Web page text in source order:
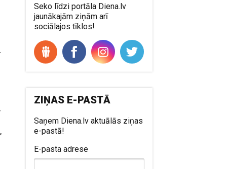
Seko līdzi portāla Diena.lv
jaunākajām ziņām arī
sociālajos tīklos!
ZIŅAS E-PASTĀ
Saņem Diena.lv aktuālās ziņas
e-pastā!
E-pasta adrese